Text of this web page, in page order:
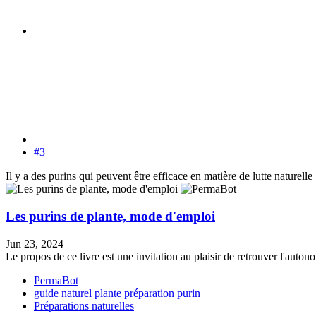
#3
Il y a des purins qui peuvent être efficace en matière de lutte naturelle
Les purins de plante, mode d'emploi
Jun 23, 2024
Le propos de ce livre est une invitation au plaisir de retrouver
PermaBot
guide naturel plante préparation purin
Préparations naturelles